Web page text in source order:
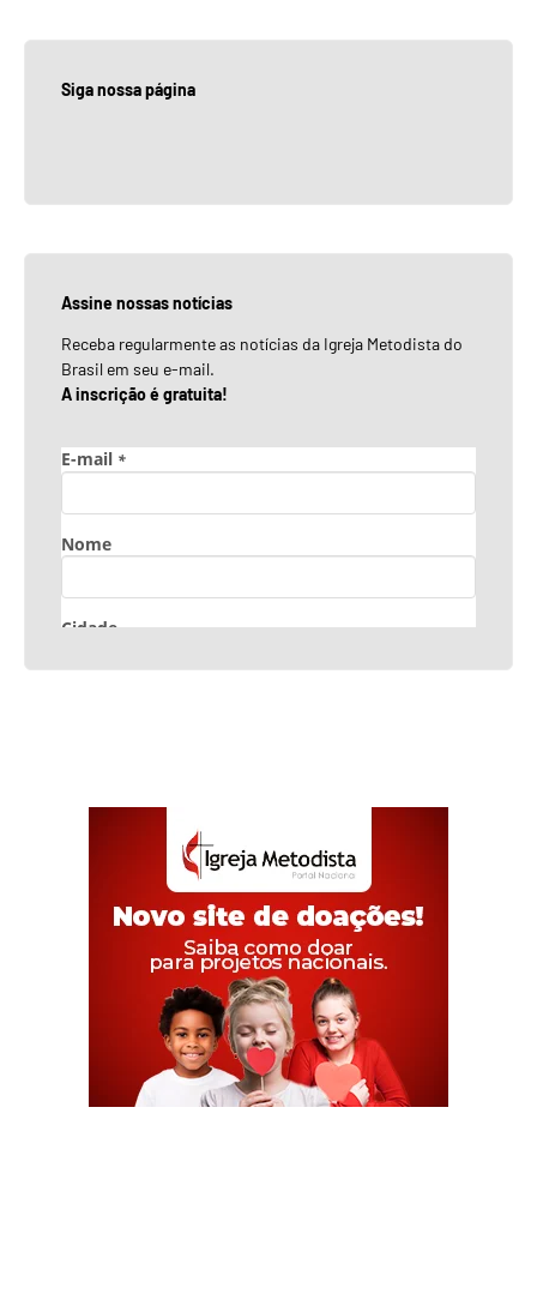
Siga nossa página
Assine nossas notícias
Receba regularmente as notícias da Igreja Metodista do
Brasil em seu e-mail.
A inscrição é gratuita!